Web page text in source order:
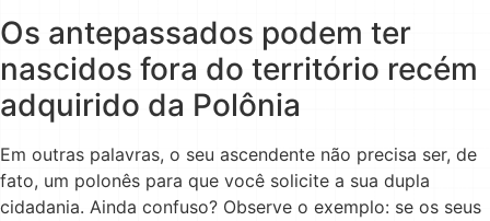
Os antepassados podem ter
nascidos fora do território recém
adquirido da Polônia
Em outras palavras, o seu ascendente não precisa ser, de
fato, um polonês para que você solicite a sua dupla
cidadania. Ainda confuso? Observe o exemplo: se os seus